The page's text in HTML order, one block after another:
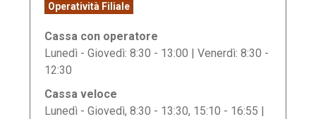
Operatività Filiale
Cassa con operatore
Lunedì - Giovedì: 8:30 - 13:00 | Venerdì: 8:30 -
12:30
Cassa veloce
Lunedì - Giovedì, 8:30 - 13:30, 15:10 - 16:55 |